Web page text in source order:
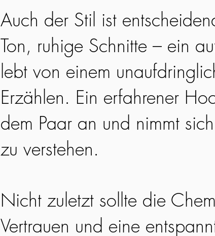
Auch der Stil ist
Ton, ruhige Schnitte – ein
lebt von einem
Erzählen. Ein erfahrener
dem Paar an und nimmt
zu verstehen.
Nicht zuletzt sollte die
Vertrauen und eine